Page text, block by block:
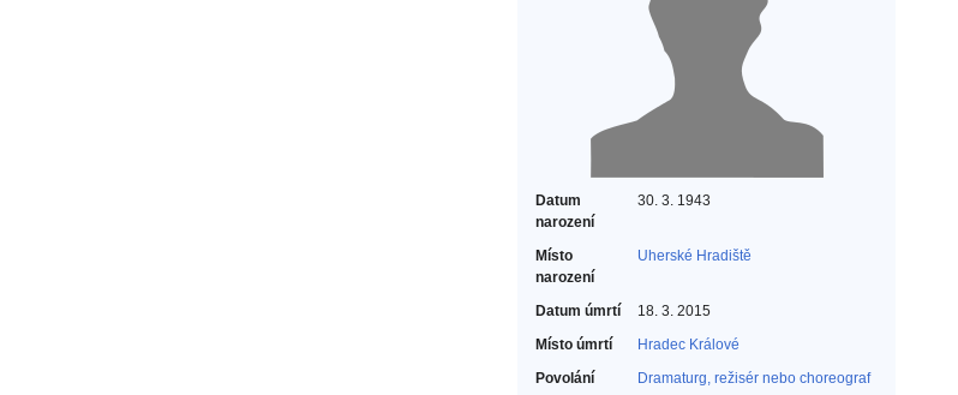
Datum
narození
30. 3. 1943
Místo
narození
Uherské Hradiště
Datum úmrtí
18. 3. 2015
Místo úmrtí
Hradec Králové
Povolání
Dramaturg, režisér nebo choreograf‎